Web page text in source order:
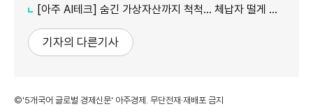
[아주 AI테크] 숨긴 가상자산까지 척척... 체납자 떨게 하는 'AI 수사관'
기자의 다른기사
©'5개국어 글로벌 경제신문' 아주경제. 무단전재·재배포 금지